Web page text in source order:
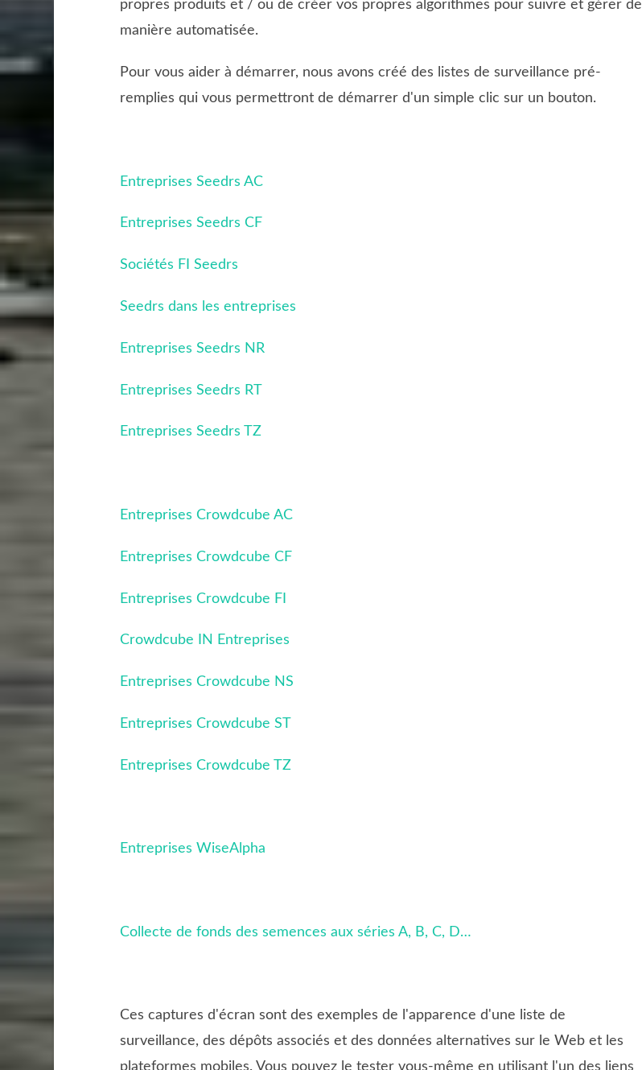
propres produits et / ou de créer vos propres algorithmes pour suivre et gérer de
manière automatisée.
Pour vous aider à démarrer, nous avons créé des listes de surveillance pré-
remplies qui vous permettront de démarrer d'un simple clic sur un bouton.
Entreprises Seedrs AC
Entreprises Seedrs CF
Sociétés FI Seedrs
Seedrs dans les entreprises
Entreprises Seedrs NR
Entreprises Seedrs RT
Entreprises Seedrs TZ
Entreprises Crowdcube AC
Entreprises Crowdcube CF
Entreprises Crowdcube FI
Crowdcube IN Entreprises
Entreprises Crowdcube NS
Entreprises Crowdcube ST
Entreprises Crowdcube TZ
Entreprises WiseAlpha
Collecte de fonds des semences aux séries A, B, C, D…
Ces captures d'écran sont des exemples de l'apparence d'une liste de
surveillance, des dépôts associés et des données alternatives sur le Web et les